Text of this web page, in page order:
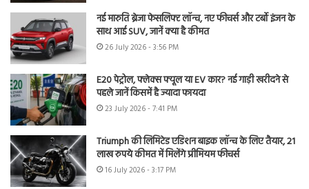
नई मारुति ब्रेजा फेसलिफ्ट लॉन्च, नए फीचर्स और टर्बो इंजन के
साथ आई SUV, जानें क्या है कीमत
26 July 2026 - 3:56 PM
E20 पेट्रोल, फ्लेक्स फ्यूल या EV कार? नई गाड़ी खरीदने से
पहले जानें किसमें है ज्यादा फायदा
23 July 2026 - 7:41 PM
Triumph की लिमिटेड एडिशन बाइक लॉन्च के लिए तैयार, 21
लाख रुपये कीमत में मिलेंगे प्रीमियम फीचर्स
16 July 2026 - 3:17 PM